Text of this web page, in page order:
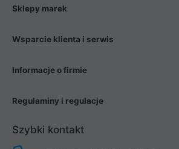
Sklepy marek
Wsparcie klienta i serwis
Informacje o firmie
Regulaminy i regulacje
Szybki kontakt